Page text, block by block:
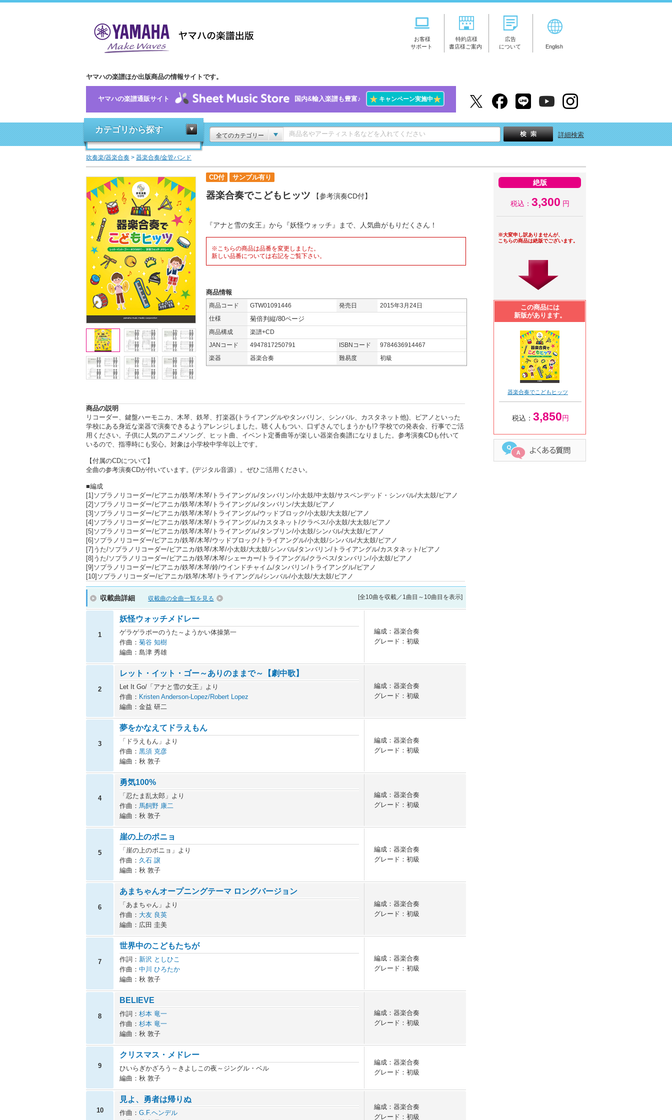
お客様
サポート
特約店様
書店様ご案内
広告
について
English
ヤマハの楽譜ほか出版商品の情報サイトです。
ヤマハの楽譜通販サイト 国内&輸入楽譜も豊富♪ ★キャンペーン実施中★
カテゴリから探す
全てのカテゴリー 詳細検索
吹奏楽/器楽合奏 > 器楽合奏/金管バンド
CD付 サンプル有り
器楽合奏でこどもヒッツ 【参考演奏CD付】
『アナと雪の女王』から『妖怪ウォッチ』まで、人気曲がもりだくさん！
※こちらの商品は品番を変更しました。
新しい品番については右記をご覧下さい。
商品情報
商品コード GTW01091446 発売日
2015年3月24日
仕様
菊倍判縦/80ページ
商品構成
楽譜+CD
JANコード
4947817250791 ISBNコード
9784636914467
楽器
器楽合奏 難易度 初級
商品の説明
リコーダー、鍵盤ハーモニカ、木琴、鉄琴、打楽器(トライアングルやタンバリン、シンバル、カスタネット他)、ピアノといった
学校にある身近な楽器で演奏できるようアレンジしました。聴く人もつい、口ずさんでしまうかも!? 学校での発表会、行事でご活
用ください。子供に人気のアニメソング、ヒット曲、イベント定番曲等が楽しい器楽合奏譜になりました。参考演奏CDも付いて
いるので、指導時にも安心。対象は小学校中学年以上です。
【付属のCDについて】
全曲の参考演奏CDが付いています。(デジタル音源）。ぜひご活用ください。
■編成
[1]ソプラノリコーダー/ピアニカ/鉄琴/木琴/トライアングル/タンバリン/小太鼓/中太鼓/サスペンデッド・シンバル/大太鼓/ピアノ
[2]ソプラノリコーダー/ピアニカ/鉄琴/木琴/トライアングル/タンバリン/大太鼓/ピアノ
[3]ソプラノリコーダー/ピアニカ/鉄琴/木琴/トライアングル/ウッドブロック/小太鼓/大太鼓/ピアノ
[4]ソプラノリコーダー/ピアニカ/鉄琴/木琴/トライアングル/カスタネット/クラベス/小太鼓/大太鼓/ピアノ
[5]ソプラノリコーダー/ピアニカ/鉄琴/木琴/トライアングル/タンブリン/小太鼓/シンバル/大太鼓/ピアノ
[6]ソプラノリコーダー/ピアニカ/鉄琴/木琴/ウッドブロック/トライアングル/小太鼓/シンバル/大太鼓/ピアノ
[7]うた/ソプラノリコーダー/ピアニカ/鉄琴/木琴/小太鼓/大太鼓/シンバル/タンバリン/トライアングル/カスタネット/ピアノ
[8]うた/ソプラノリコーダー/ピアニカ/鉄琴/木琴/シェーカー/トライアングル/クラベス/タンバリン/小太鼓/ピアノ
[9]ソプラノリコーダー/ピアニカ/鉄琴/木琴/鈴/ウインドチャイム/タンバリン/トライアングル/ピアノ
[10]ソプラノリコーダー/ピアニカ/鉄琴/木琴/トライアングル/シンバル/小太鼓/大太鼓/ピアノ
収載曲詳細 収載曲の全曲一覧を見る [全10曲を収載／1曲目～10曲目を表示]
1
妖怪ウォッチメドレー
ゲラゲラポーのうた～ようかい体操第一
作曲： 菊谷 知樹
編曲：島津 秀雄
編成：器楽合奏
グレード：初級
2
レット・イット・ゴー～ありのままで～【劇中歌】
Let It Go/「アナと雪の女王」より
作曲： Kristen Anderson-Lopez/Robert Lopez
編曲：金益 研二
編成：器楽合奏
グレード：初級
3
夢をかなえてドラえもん
「ドラえもん」より
作曲： 黒須 克彦
編曲：秋 敦子
編成：器楽合奏
グレード：初級
4
勇気100%
「忍たま乱太郎」より
作曲： 馬飼野 康二
編曲：秋 敦子
編成：器楽合奏
グレード：初級
5
崖の上のポニョ
「崖の上のポニョ」より
作曲： 久石 譲
編曲：秋 敦子
編成：器楽合奏
グレード：初級
6
あまちゃんオープニングテーマ ロングバージョン
「あまちゃん」より
作曲： 大友 良英
編曲：広田 圭美
編成：器楽合奏
グレード：初級
7
世界中のこどもたちが
作詞： 新沢 としひこ
作曲： 中川 ひろたか
編曲：秋 敦子
編成：器楽合奏
グレード：初級
8
BELIEVE
作詞： 杉本 竜一
作曲： 杉本 竜一
編曲：秋 敦子
編成：器楽合奏
グレード：初級
9
クリスマス・メドレー
ひいらぎかざろう～きよしこの夜～ジングル・ベル
編曲：秋 敦子
編成：器楽合奏
グレード：初級
10
見よ、勇者は帰りぬ
作曲： G.F.ヘンデル
編成：器楽合奏
グレード：初級
絶版
税込： 3,300 円
※大変申し訳ありませんが、
こちらの商品は絶版でございます。
この商品には
新版があります。
器楽合奏でこどもヒッツ
税込： 3,850円